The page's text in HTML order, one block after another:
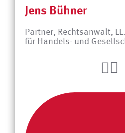
Jens Bühner
Partner, Rechtsanwalt,
für Handels- und